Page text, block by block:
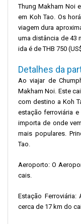
Thung Makham Noi
em Koh Tao. Os
viagem dura
uma distância de 43
ida é de THB 750
Detalhes da
Ao viajar de
Makham Noi. Este
com destino a Koh
estação ferroviária
importa de onde
mais populares.
Tao.
Aeroporto: O
cais.
Estação Ferroviária:
cerca de 17 km do